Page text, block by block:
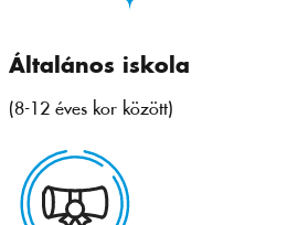
Általános iskola
(8-12 éves kor között)